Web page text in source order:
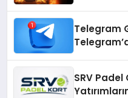
Telegram
SRV